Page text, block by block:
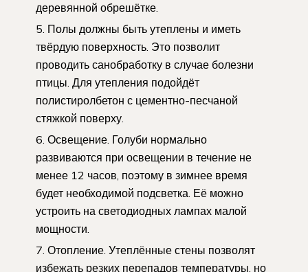
деревянной обрешётке.
Полы должны быть утеплены и иметь
твёрдую поверхность. Это позволит
проводить санобработку в случае болезни
птицы. Для утепления подойдёт
полистиролбетон с цементно-песчаной
стяжкой поверху.
Освещение. Голуби нормально
развиваются при освещении в течение не
менее 12 часов, поэтому в зимнее время
будет необходимой подсветка. Её можно
устроить на светодиодных лампах малой
мощности.
Отопление. Утеплённые стены позволят
избежать резких перепадов температуры, но